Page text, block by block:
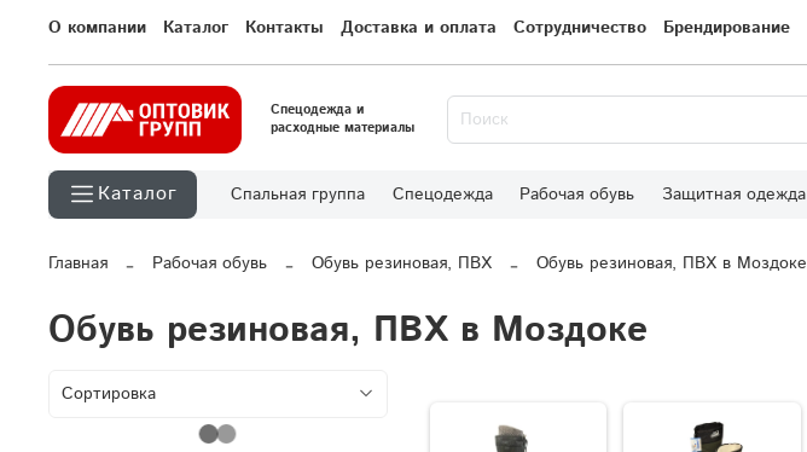
О компании Каталог Контакты Доставка и оплата Сотрудничество Брендирование
Спецодежда и
расходные материалы
Каталог Спальная группа Спецодежда Рабочая обувь Защитная одежда
Главная Рабочая обувь Обувь резиновая, ПВХ Обувь резиновая, ПВХ в Моздоке
Обувь резиновая, ПВХ в Моздоке